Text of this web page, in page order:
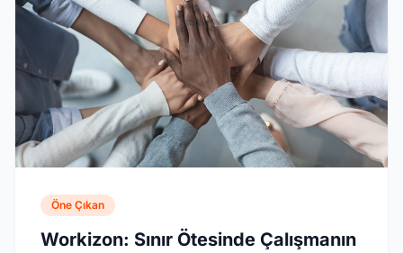
Öne Çıkan
Workizon: Sınır Ötesinde Çalışmanın